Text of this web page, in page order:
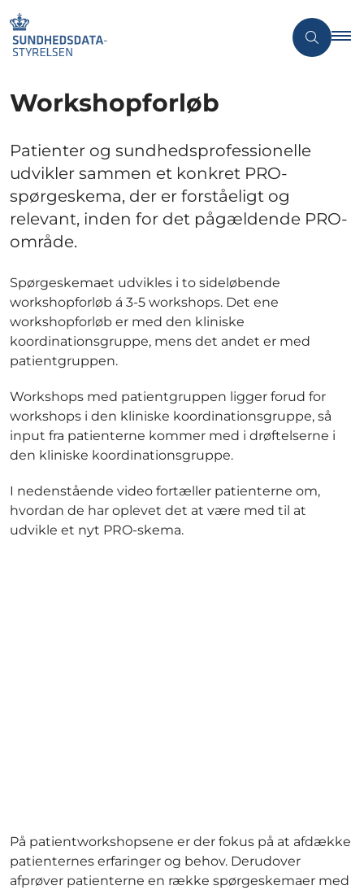
Workshopforløb
Patienter og sundhedsprofessionelle
udvikler sammen et konkret PRO-
spørgeskema, der er forståeligt og
relevant, inden for det pågældende PRO-
område.
Spørgeskemaet udvikles i to sideløbende
workshopforløb á 3-5 workshops. Det ene
workshopforløb er med den kliniske
koordinationsgruppe, mens det andet er med
patientgruppen.
Workshops med patientgruppen ligger forud for
workshops i den kliniske koordinationsgruppe, så
input fra patienterne kommer med i drøftelserne i
den kliniske koordinationsgruppe.
I nedenstående video fortæller patienterne om,
hvordan de har oplevet det at være med til at
udvikle et nyt PRO-skema.
På patientworkshopsene er der fokus på at afdække
patienternes erfaringer og behov. Derudover
afprøver patienterne en række spørgeskemaer med